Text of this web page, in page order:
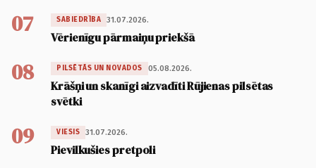
07 SABIEDRĪBA 31.07.2026.
Vērienīgu pārmaiņu priekšā
08 PILSĒTĀS UN NOVADOS 05.08.2026.
Krāšņi un skanīgi aizvadīti Rūjienas pilsētas
svētki
09 VIESIS 31.07.2026.
Pievilkušies pretpoli